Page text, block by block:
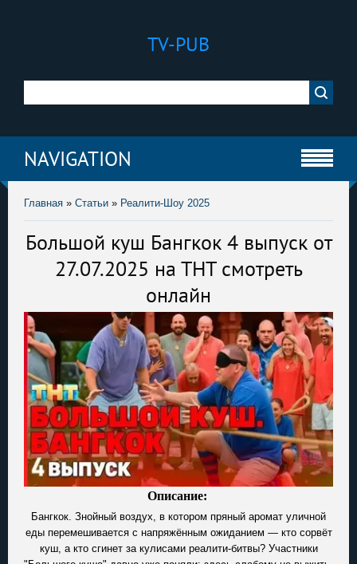
TV-PUB
NAVIGATION
Главная » Статьи » Реалити-Шоу 2025
Большой куш Бангкок 4 выпуск от
27.07.2025 на ТНТ смотреть
онлайн
Описание:
Бангкок. Знойный воздух, в котором пряный аромат уличной
еды перемешивается с напряжённым ожиданием — кто сорвёт
куш, а кто сгинет за кулисами реалити-битвы? Участники